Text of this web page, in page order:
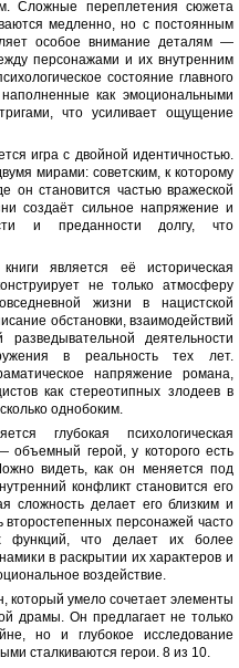
Сложные переплетения сюжета
медленно, но с постоянным
особое внимание деталям —
персонажами и их внутренним
состояние главного
как эмоциональными
что усиливает ощущение
игра с двойной идентичностью.
мирами: советским, к которому
он становится частью вражеской
создаёт сильное напряжение и
и преданности долгу, что
является её историческая
не только атмосферу
жизни в нацистской
обстановки, взаимодействий
деятельности
в реальность тех лет.
напряжение романа,
как стереотипных злодеев в
однобоким.
глубокая психологическая
объемный герой, у которого есть
видеть, как он меняется под
конфликт становится его
сложность делает его близким и
второстепенных персонажей часто
функций, что делает их более
в раскрытии их характеров и
воздействие.
умело сочетает элементы
драмы. Он предлагает не только
но и глубокое исследование
сталкиваются герои. 8 из 10.